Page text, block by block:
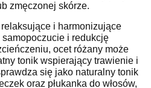
zmęczonej skórze.
i harmonizujące
i redukcję
ocet różany może
tonik wspierający trawienie i
się jako naturalny tonik
oraz płukanka do włosów,